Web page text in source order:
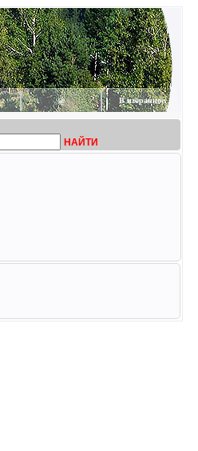
@ В избранное
НАЙТИ